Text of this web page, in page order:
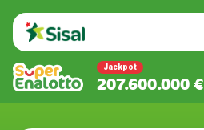
Jackpot
207.600.000 €